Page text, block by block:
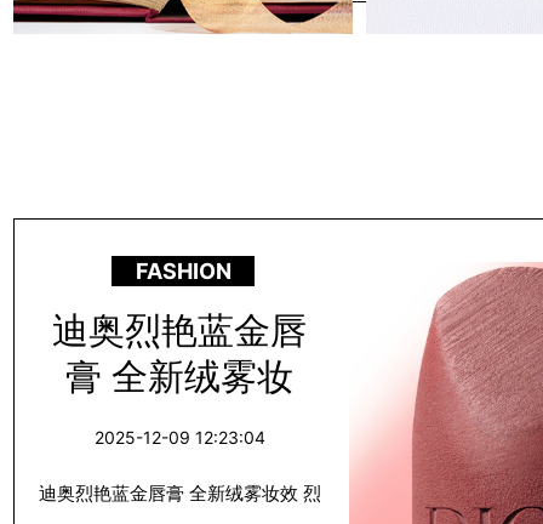
FASHION
迪奥烈艳蓝金唇
膏 全新绒雾妆
效 烈艳蓝金
2025-12-09 12:23:04
迪奥烈艳蓝金唇膏 全新绒雾妆效 烈